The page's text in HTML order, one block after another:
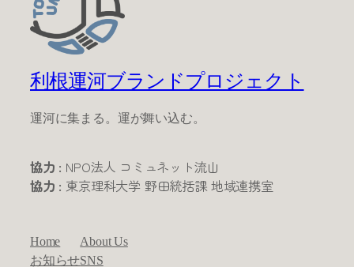
利根運河ブランドプロジェクト
運河に集まる。運が舞い込む。
協力 : NPO法人 コミュネット流山
協力 : 東京理科大学 野田統括課 地域連携室
Home
お知らせ
About Us
SNS